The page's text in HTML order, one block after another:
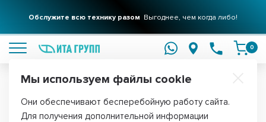
Обслужите всю технику разом Выгоднее, чем когда либо!
0
Главная Запчасти для водонагревателей ТЭНы для
Мы используем файлы cookie
Они обеспечивают бесперебойную работу сайта.
Для получения дополнительной информации